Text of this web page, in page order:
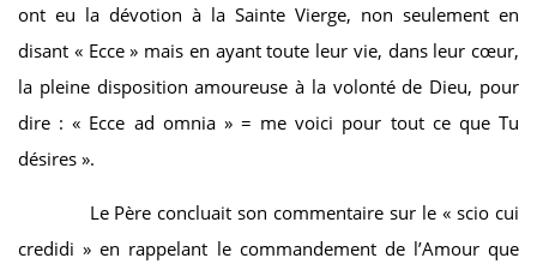
ont eu la dévotion à la Sainte Vierge, non seulement en
disant « Ecce » mais en ayant toute leur vie, dans leur cœur,
la pleine disposition amoureuse à la volonté de Dieu, pour
dire : « Ecce ad omnia » = me voici pour tout ce que Tu
désires ».
Le Père concluait son commentaire sur le « scio cui
credidi » en rappelant le commandement de l’Amour que